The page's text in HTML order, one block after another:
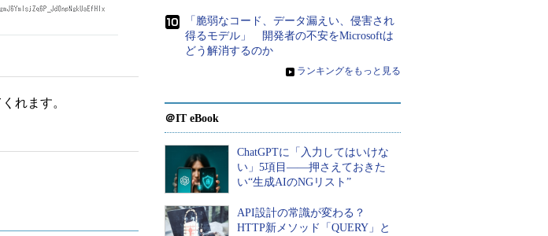
れます。
「脆弱なコード、データ漏えい、侵害され
得るモデル」 開発者の不安をMicrosoftは
どう解消するのか
» ランキングをもっと見る
＠IT eBook
ChatGPTに「入力してはいけな
い」5項目――押さえておきた
い“生成AIのNGリスト”
API設計の常識が変わる？
HTTP新メソッド「QUERY」と